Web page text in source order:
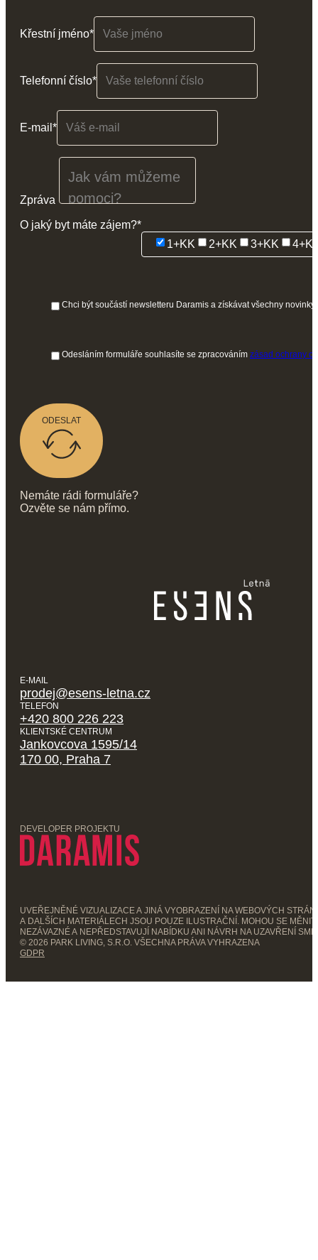
Letné
Křestní jméno*
Telefonní číslo*
E-mail*
Zpráva
O jaký byt máte zájem?*
1+KK
2+KK 3+KK
Chci být součástí newsletteru Daramis a získávat všechny
Odesláním formuláře souhlasíte se zpracováním zásad ochrany
ODESLAT
Nemáte rádi formuláře?
Ozvěte se nám přímo.
E-MAIL
prodej@esens-letna.cz
TELEFON
+420 800 226 223
KLIENTSKÉ CENTRUM
Jankovcova 1595/14
170 00, Praha 7
DEVELOPER PROJEKTU
UVEŘEJNĚNÉ VIZUALIZACE A JINÁ VYOBRAZENÍ NA WEBOVÝCH
A DALŠÍCH MATERIÁLECH JSOU POUZE ILUSTRAČNÍ. MOHOU SE
NEZÁVAZNÉ A NEPŘEDSTAVUJÍ NABÍDKU ANI NÁVRH NA UZAVŘENÍ
© 2026 PARK LIVING, S.R.O. VŠECHNA PRÁVA VYHRAZENA
GDPR